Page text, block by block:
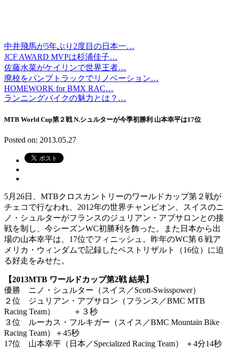
中井飛馬が5年ぶり2度目の日本一…
JCF AWARD MVPは杉浦佳子…
佐藤水菜がケイリンで世界王者…
廃校をパンプトラックでリノベーション…
HOMEWORK for BMX RAC…
ランニングバイクの魅力とは？…
MTB World Cup第２戦 N.シュルターが今季初勝利 山本幸平は17位
Posted on: 2013.05.27
5月26日、MTBクロスカントリーのワールドカップ第２戦が
チェコで行なわれ、2012年の世界チャンピオン、スイスのニ
ノ・シュルターがフランスのジュリアン・アブサロンとの接
戦を制し、今シーズンWC初勝利を飾った。また日本から出
場の山本幸平は、17位でフィニッシュ。昨年のWC第６戦ア
メリカ・ウィンダムで記録したベストリザルト（16位）に迫
る好走をみせた。
【2013MTB ワールドカップ第2戦 結果】
優勝 ニノ・シュルター（スイス／Scott-Swisspower）
２位 ジュリアン・アブサロン（フランス／BMC MTB
Racing Team） ＋３秒
３位 ルーカス・フルキガー（スイス／BMC Mountain Bike
Racing Team）＋45秒
17位 山本幸平（日本／Specialized Racing Team） ＋4分14秒